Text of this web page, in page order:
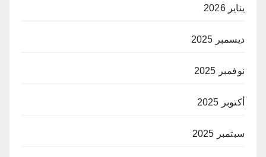
يناير 2026
ديسمبر 2025
نوفمبر 2025
أكتوبر 2025
سبتمبر 2025